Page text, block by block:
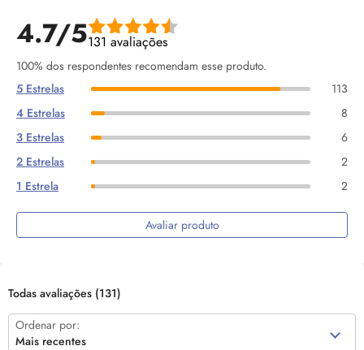
4.7/5131 avaliações
100% dos respondentes recomendam esse produto.
5 Estrelas
113
4 Estrelas
8
3 Estrelas
6
2 Estrelas
2
1 Estrela
2
Avaliar produto
Todas avaliações (131)
Ordenar por:
Mais recentes